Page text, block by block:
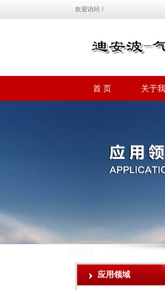
欢迎访问！
首 页 关于
应用领域